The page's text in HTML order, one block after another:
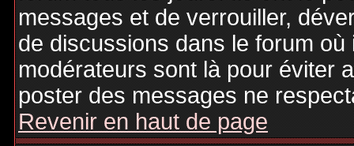
messages et de verrouiller,
de discussions dans le forum
modérateurs sont là pour éviter
poster des messages ne
Revenir en haut de page